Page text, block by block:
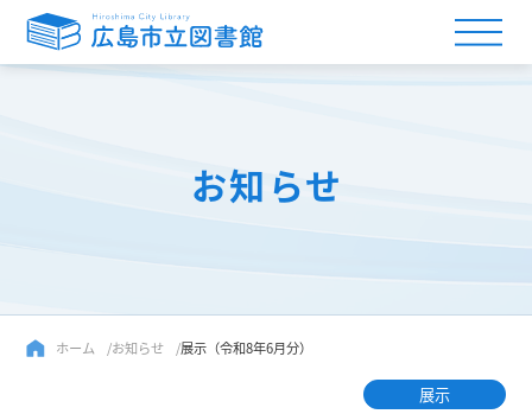
お知らせ
ホーム お知らせ 展示（令和8年6月分）
展示